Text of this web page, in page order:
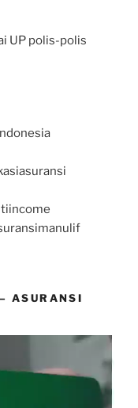
UP polis-polis
ASURANSI